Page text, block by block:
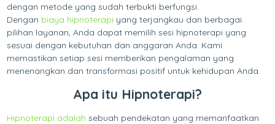
dengan metode yang sudah terbukti berfungsi.
Dengan biaya hipnoterapi yang terjangkau dan berbagai
pilihan layanan, Anda dapat memilih sesi hipnoterapi yang
sesuai dengan kebutuhan dan anggaran Anda. Kami
memastikan setiap sesi memberikan pengalaman yang
menenangkan dan transformasi positif untuk kehidupan Anda.
Apa itu Hipnoterapi?
Hipnoterapi adalah sebuah pendekatan yang memanfaatkan